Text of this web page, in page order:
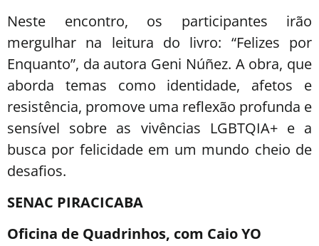
Neste encontro, os participantes irão
mergulhar na leitura do livro: “Felizes por
Enquanto”, da autora Geni Núñez. A obra, que
aborda temas como identidade, afetos e
resistência, promove uma reflexão profunda e
sensível sobre as vivências LGBTQIA+ e a
busca por felicidade em um mundo cheio de
desafios.
SENAC PIRACICABA
Oficina de Quadrinhos, com Caio YO